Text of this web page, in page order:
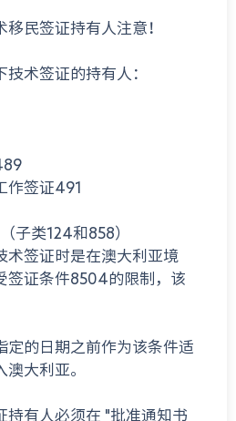
民签证持有人注意！
术签证的持有人：
作签证491
子类124和858）
术签证时是在澳大利亚境
签证条件8504的限制，该
定的日期之前作为该条件适
大利亚。
持有人必须在 "批准通知书